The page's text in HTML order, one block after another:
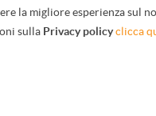
la migliore esperienza sul
sulla Privacy policy clicca